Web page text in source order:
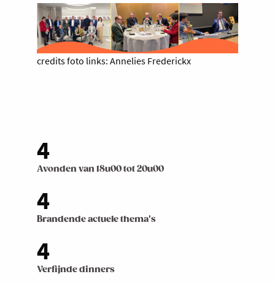
credits foto links: Annelies Frederickx
4
Avonden van 18u00 tot 20u00
4
Brandende actuele thema's
4
Verfijnde dinners